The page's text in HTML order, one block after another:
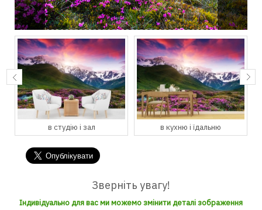
в студію і зал в кухню і їдальню
Зверніть увагу!
Індивідуально для вас ми можемо змінити деталі зображення